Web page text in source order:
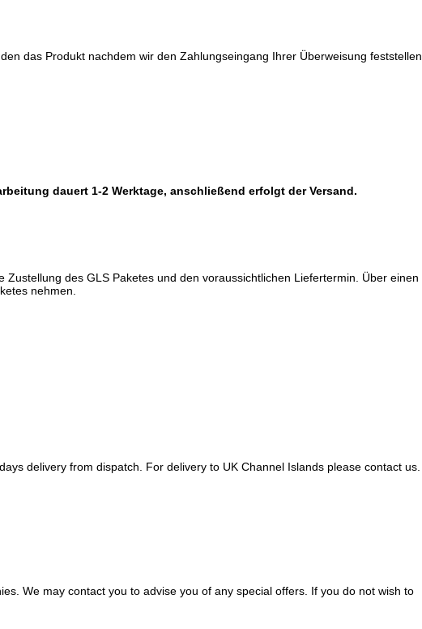
das Produkt nachdem wir den Zahlungseingang Ihrer Überweisung feststellen
dauert 1-2 Werktage, anschließend erfolgt der Versand.
des GLS Paketes und den voraussichtlichen Liefertermin. Über einen
nehmen.
delivery from dispatch. For delivery to UK Channel Islands please contact us.
We may contact you to advise you of any special offers. If you do not wish to